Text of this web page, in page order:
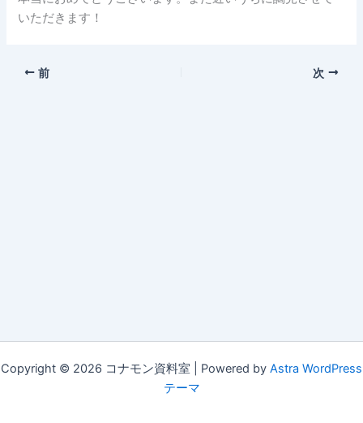
いただきます！
前 次
Copyright © 2026 コナモン資料室 | Powered by Astra WordPress
テーマ